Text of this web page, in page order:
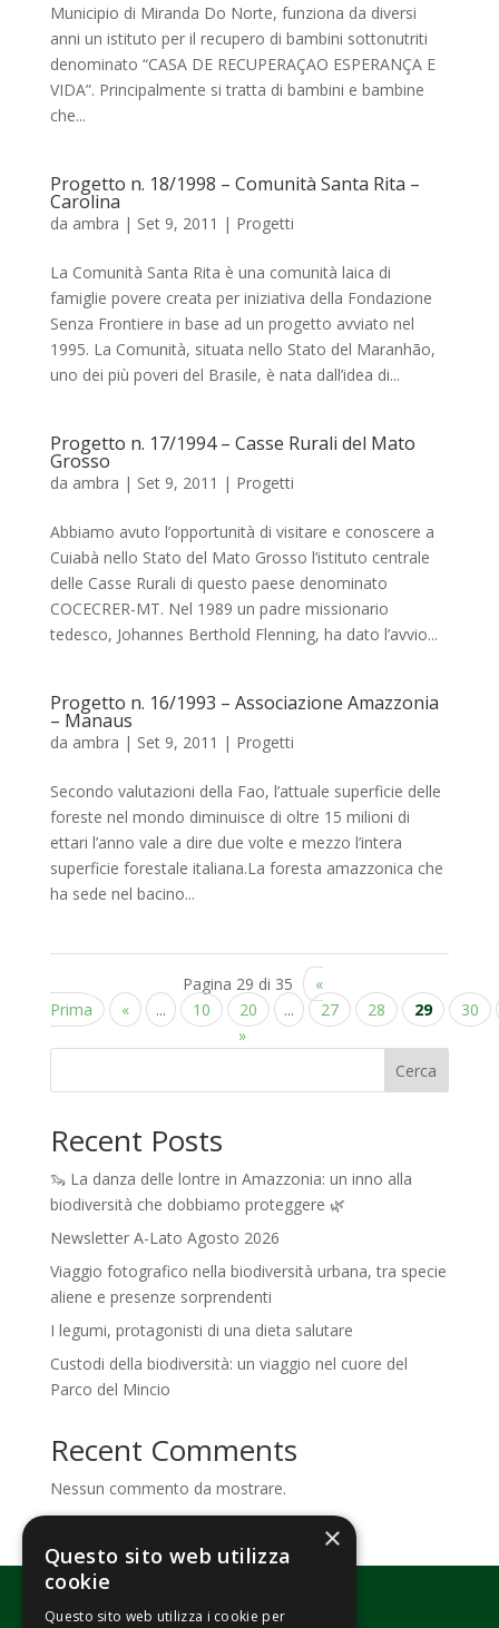
Municipio di Miranda Do Norte, funziona da diversi
anni un istituto per il recupero di bambini sottonutriti
denominato “CASA DE RECUPERAÇAO ESPERANÇA E
VIDA”. Principalmente si tratta di bambini e bambine
che...
Progetto n. 18/1998 – Comunità Santa Rita –
Carolina
da ambra | Set 9, 2011 | Progetti
La Comunità Santa Rita è una comunità laica di
famiglie povere creata per iniziativa della Fondazione
Senza Frontiere in base ad un progetto avviato nel
1995. La Comunità, situata nello Stato del Maranhão,
uno dei più poveri del Brasile, è nata dall’idea di...
Progetto n. 17/1994 – Casse Rurali del Mato
Grosso
da ambra | Set 9, 2011 | Progetti
Abbiamo avuto l’opportunità di visitare e conoscere a
Cuiabà nello Stato del Mato Grosso l’istituto centrale
delle Casse Rurali di questo paese denominato
COCECRER-MT. Nel 1989 un padre missionario
tedesco, Johannes Berthold Flenning, ha dato l’avvio...
Progetto n. 16/1993 – Associazione Amazzonia
– Manaus
da ambra | Set 9, 2011 | Progetti
Secondo valutazioni della Fao, l’attuale superficie delle
foreste nel mondo diminuisce di oltre 15 milioni di
ettari l’anno vale a dire due volte e mezzo l’intera
superficie forestale italiana.La foresta amazzonica che
ha sede nel bacino...
Pagina 29 di 35
«
Prima
« ... 10 20 ... 27 28 29
30
»
Cerca
Recent Posts
🦦 La danza delle lontre in Amazzonia: un inno alla
biodiversità che dobbiamo proteggere 🌿
Newsletter A-Lato Agosto 2026
Viaggio fotografico nella biodiversità urbana, tra specie
aliene e presenze sorprendenti
I legumi, protagonisti di una dieta salutare
Custodi della biodiversità: un viaggio nel cuore del
Parco del Mincio
Recent Comments
Nessun commento da mostrare.
×
Questo sito web utilizza
cookie
Questo sito web utilizza i cookie per